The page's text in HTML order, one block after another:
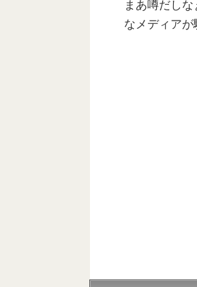
まあ噂だし
なメディアが